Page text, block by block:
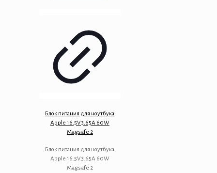
Блок питания для ноутбука
Apple 16.5V 3.65A 60W
Magsafe 2
Блок питания для ноутбука
Apple 16.5V 3.65A 60W
Magsafe 2